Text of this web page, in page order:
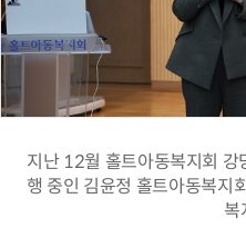
지난 12월 홀트아동복지회 강
행 중인 김윤정 홀트아동복지
복